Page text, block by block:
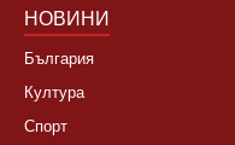
НОВИНИ
България
Култура
Спорт